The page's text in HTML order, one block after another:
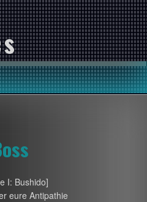
I: Bushido]
eure Antipathie